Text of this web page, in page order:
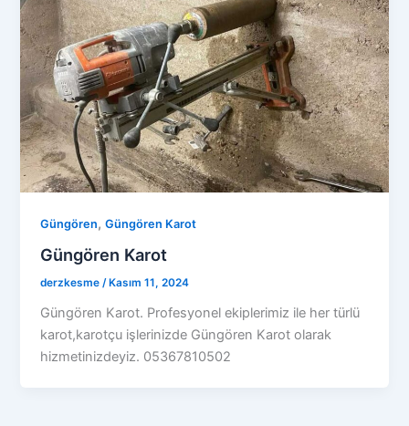
Güngören,Güngören Karot
Güngören Karot
derzkesme/ Kasım 11, 2024
Güngören Karot. Profesyonel ekiplerimiz ile her türlü
karot,karotçu işlerinizde Güngören Karot olarak
hizmetinizdeyiz. 05367810502